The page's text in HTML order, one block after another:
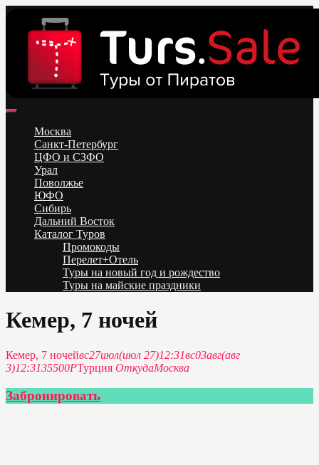
content
Низкие цены на путевки 3-7-10 ночей все включено, отдых на
море. Распродажа экскурсионных и горнолыжных туров.
Обновление каждый день. Официальный сайт Тур Сейл
Москва
Санкт-Петербург
ЦФО и СЗФО
Урал
Поволжье
ЮФО
Сибирь
Дальний Восток
Каталог Туров
Промокоды
Перелет+Отель
Туры на новый год и рождество
Туры на майские праздники
Кемер, 7 ночей
Кемер, 7 ночейвс27июл(июл 27)12:31вс03авг(авг
3)12:3135500PТурция ОткудаМосква
Забронировать